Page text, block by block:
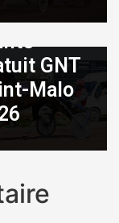
GNT
Malo